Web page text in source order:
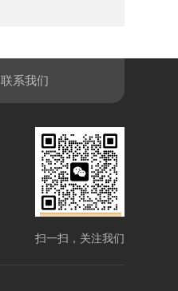
联系我们
扫一扫，关注我们